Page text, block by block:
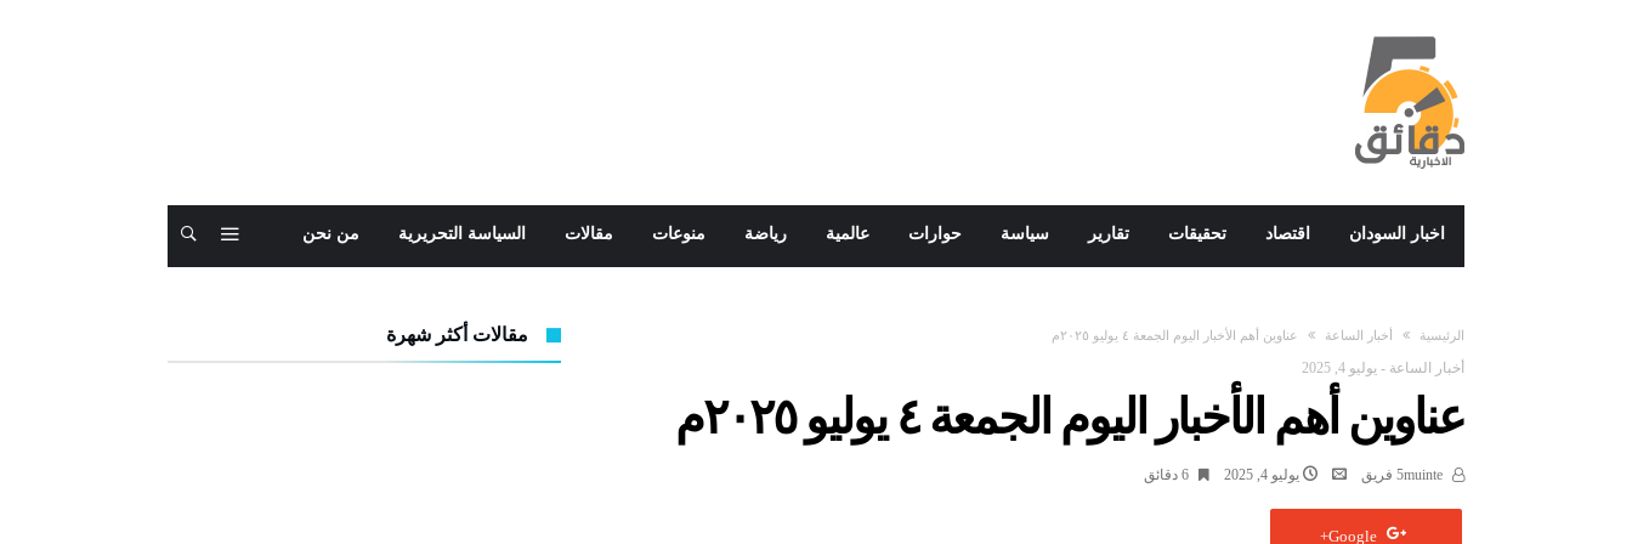
اخبار السودان اقتصاد تحقيقات تقارير سياسة حوارات عالمية رياضة منوعات مقالات السياسة التحريرية من نحن
‫الرئيسية‬ أخبار الساعة عناوين أهم الأخبار اليوم الجمعة ٤ يوليو ٢٠٢٥م
أخبار الساعة - يوليو 4, 2025
عناوين أهم الأخبار اليوم الجمعة ٤ يوليو ٢٠٢٥م
يوليو 4, 2025 6 ‫دقائق‬
Google+
مقالات أكثر شهرة